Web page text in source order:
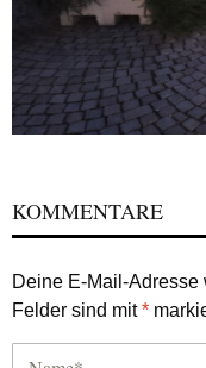
KOMMENTARE
Deine E-Mail-Adresse
Felder sind mit*